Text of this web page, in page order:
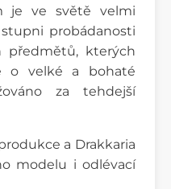
je ve světě velmi
probádanosti
předmětů, kterých
o velké a bohaté
za tehdejší
a Drakkaria
modelu i odlévací